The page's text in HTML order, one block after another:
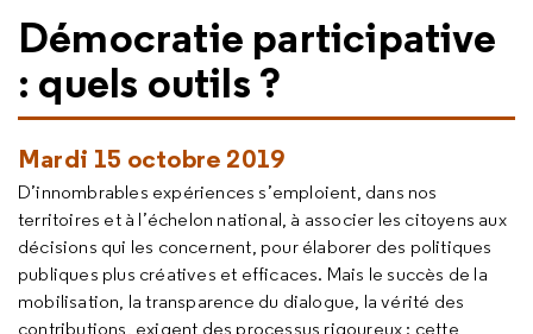
Démocratie participative
: quels outils ?
Mardi 15 octobre 2019
D’innombrables expériences s’emploient, dans nos
territoires et à l’échelon national, à associer les citoyens aux
décisions qui les concernent, pour élaborer des politiques
publiques plus créatives et efficaces. Mais le succès de la
mobilisation, la transparence du dialogue, la vérité des
contributions, exigent des processus rigoureux : cette